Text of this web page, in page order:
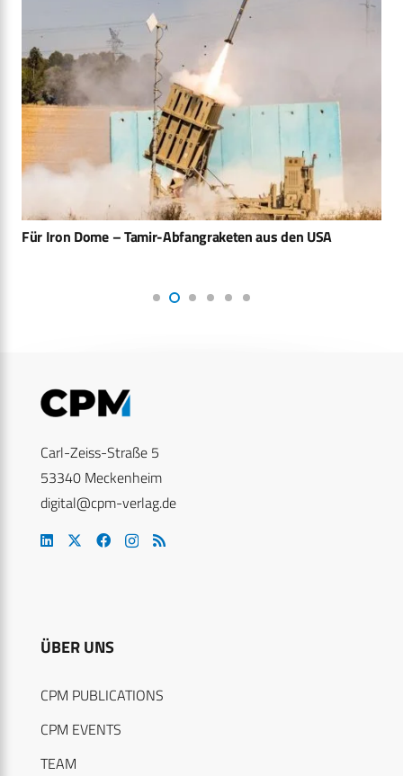
Für Iron Dome – Tamir-Abfangraketen aus den USA
Carl-Zeiss-Straße 5
53340 Meckenheim
digital@cpm-verlag.de
ÜBER UNS
CPM PUBLICATIONS
CPM EVENTS
TEAM